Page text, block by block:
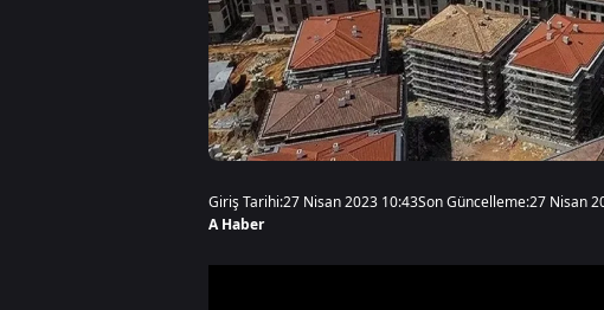
Giriş Tarihi:27 Nisan 2023 10:43Son Güncelleme:27 Nisan
A Haber